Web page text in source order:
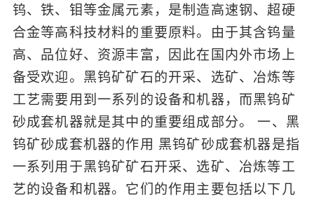
钨、铁、钼等金属元素，是制造高速钢、超硬
合金等高科技材料的重要原料。由于其含钨量
高、品位好、资源丰富，因此在国内外市场上
备受欢迎。黑钨矿矿石的开采、选矿、冶炼等
工艺需要用到一系列的设备和机器，而黑钨矿
砂成套机器就是其中的重要组成部分。 一、黑
钨矿砂成套机器的作用 黑钨矿砂成套机器是指
一系列用于黑钨矿矿石开采、选矿、冶炼等工
艺的设备和机器。它们的作用主要包括以下几